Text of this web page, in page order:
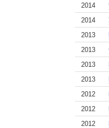
2014
2014
2013
2013
2013
2013
2012
2012
2012